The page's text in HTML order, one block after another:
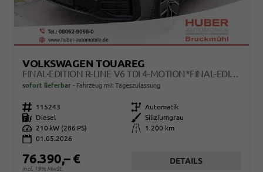
VOLKSWAGEN TOUAREG
FINAL-EDITION R-LINE V6 TDI 4-MOTION*FINAL-EDITION*AHK-SCHWENKBAR*NAVI*ACC*PDC*LED*SHZ*21-ZOLL
sofort lieferbar Fahrzeug mit Tageszulassung
Fahrzeugnr. 115243 Getriebe Automatik
Kraftstoff
Diesel Außenfarbe
Siliziumgrau
Leistung
210 kW (286 PS) Kilometerstand
1.200 km
01.05.2026
76.390,– €
incl. 19% MwSt.
DETAILS